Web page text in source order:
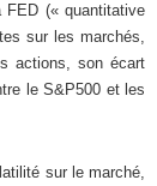
FED (« quantitative
sur les marchés,
actions, son écart
le S&P500 et les
sur le marché,